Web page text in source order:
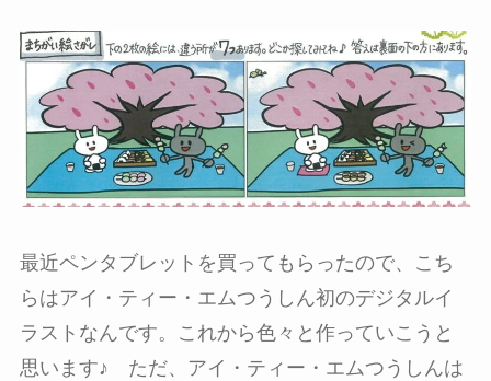
最近ペンタブレットを買ってもらったので、こち
らはアイ・ティー・エムつうしん初のデジタルイ
ラストなんです。これから色々と作っていこうと
思います♪ ただ、アイ・ティー・エムつうしんは